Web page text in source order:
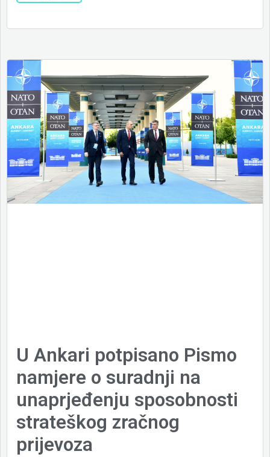
U Ankari potpisano Pismo
namjere o suradnji na
unaprjeđenju sposobnosti
strateškog zračnog
prijevoza